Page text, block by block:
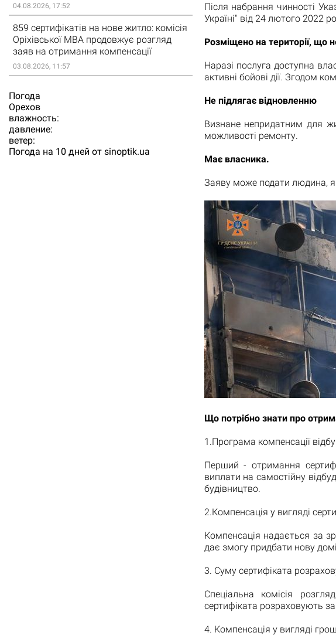
04.08.2026, 17:52
859 сертифікатів на нове житло: комісія
Оріхівської МВА продовжує розгляд
заяв на отримання компенсації
03.08.2026, 11:57
Погода
Орехов
влажность:
давление:
ветер:
Погода на 10 дней от sinoptik.ua
Після набрання чинності
Україні" від 24 лютого 2022
Розміщено на території, що
Наразі послуга доступна
активні бойові дії. Згодом
Не підлягає відновленню
Визнане непридатним для
можливості ремонту.
Має власника.
Заяву може подати людина,
Що потрібно знати про
1.Програма компенсації
Перший - отримання
виплати на самостійну
будівництво.
2.Компенсація у вигляді
Компенсація надається за
дає змогу придбати нову
3. Суму сертифіката
Спеціальна комісія
сертифіката розраховують
4. Компенсація у вигляді